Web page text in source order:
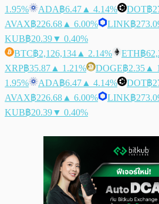
1.95%
ADA฿6.47 ▲ 4.14% DOT฿
AVAX฿226.68 ▲ 6.00% LINK฿
KUB฿20.39▼ 0.40%
BTC฿2,126,134 ▲ 2.14% ETH฿
XRP฿35.87 ▲ 1.21% DOGE฿2.35 ▲
1.95%
ADA฿6.47 ▲ 4.14% DOT฿
AVAX฿226.68 ▲ 6.00% LINK฿
KUB฿20.39▼ 0.40%